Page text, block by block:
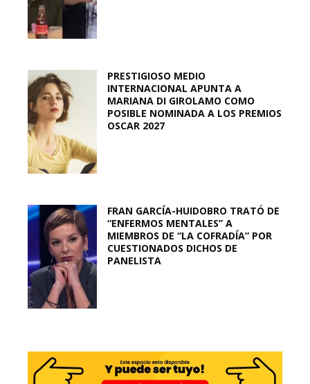
PRESTIGIOSO MEDIO
INTERNACIONAL APUNTA A
MARIANA DI GIROLAMO COMO
POSIBLE NOMINADA A LOS PREMIOS
OSCAR 2027
FRAN GARCÍA-HUIDOBRO TRATÓ DE
“ENFERMOS MENTALES” A
MIEMBROS DE “LA COFRADÍA” POR
CUESTIONADOS DICHOS DE
PANELISTA